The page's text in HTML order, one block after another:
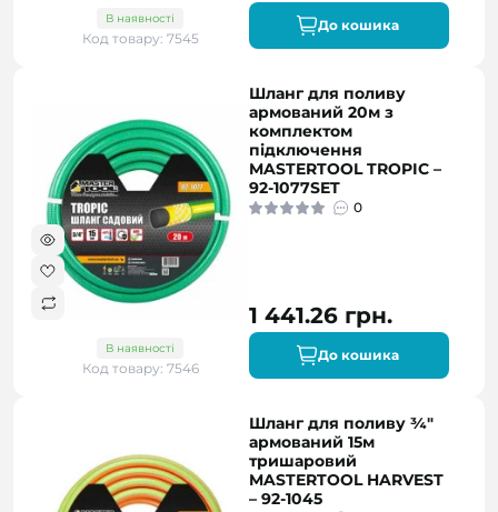
В наявності
Код товару: 7545
До кошика
В наявності
Код товару: 7546
Шланг для поливу
армований 20м з
комплектом
підключення
MASTERTOOL TROPIC –
92-1077SET
0
1 441.26 грн.
До кошика
Шланг для поливу ¾"
армований 15м
тришаровий
MASTERTOOL HARVEST
– 92-1045